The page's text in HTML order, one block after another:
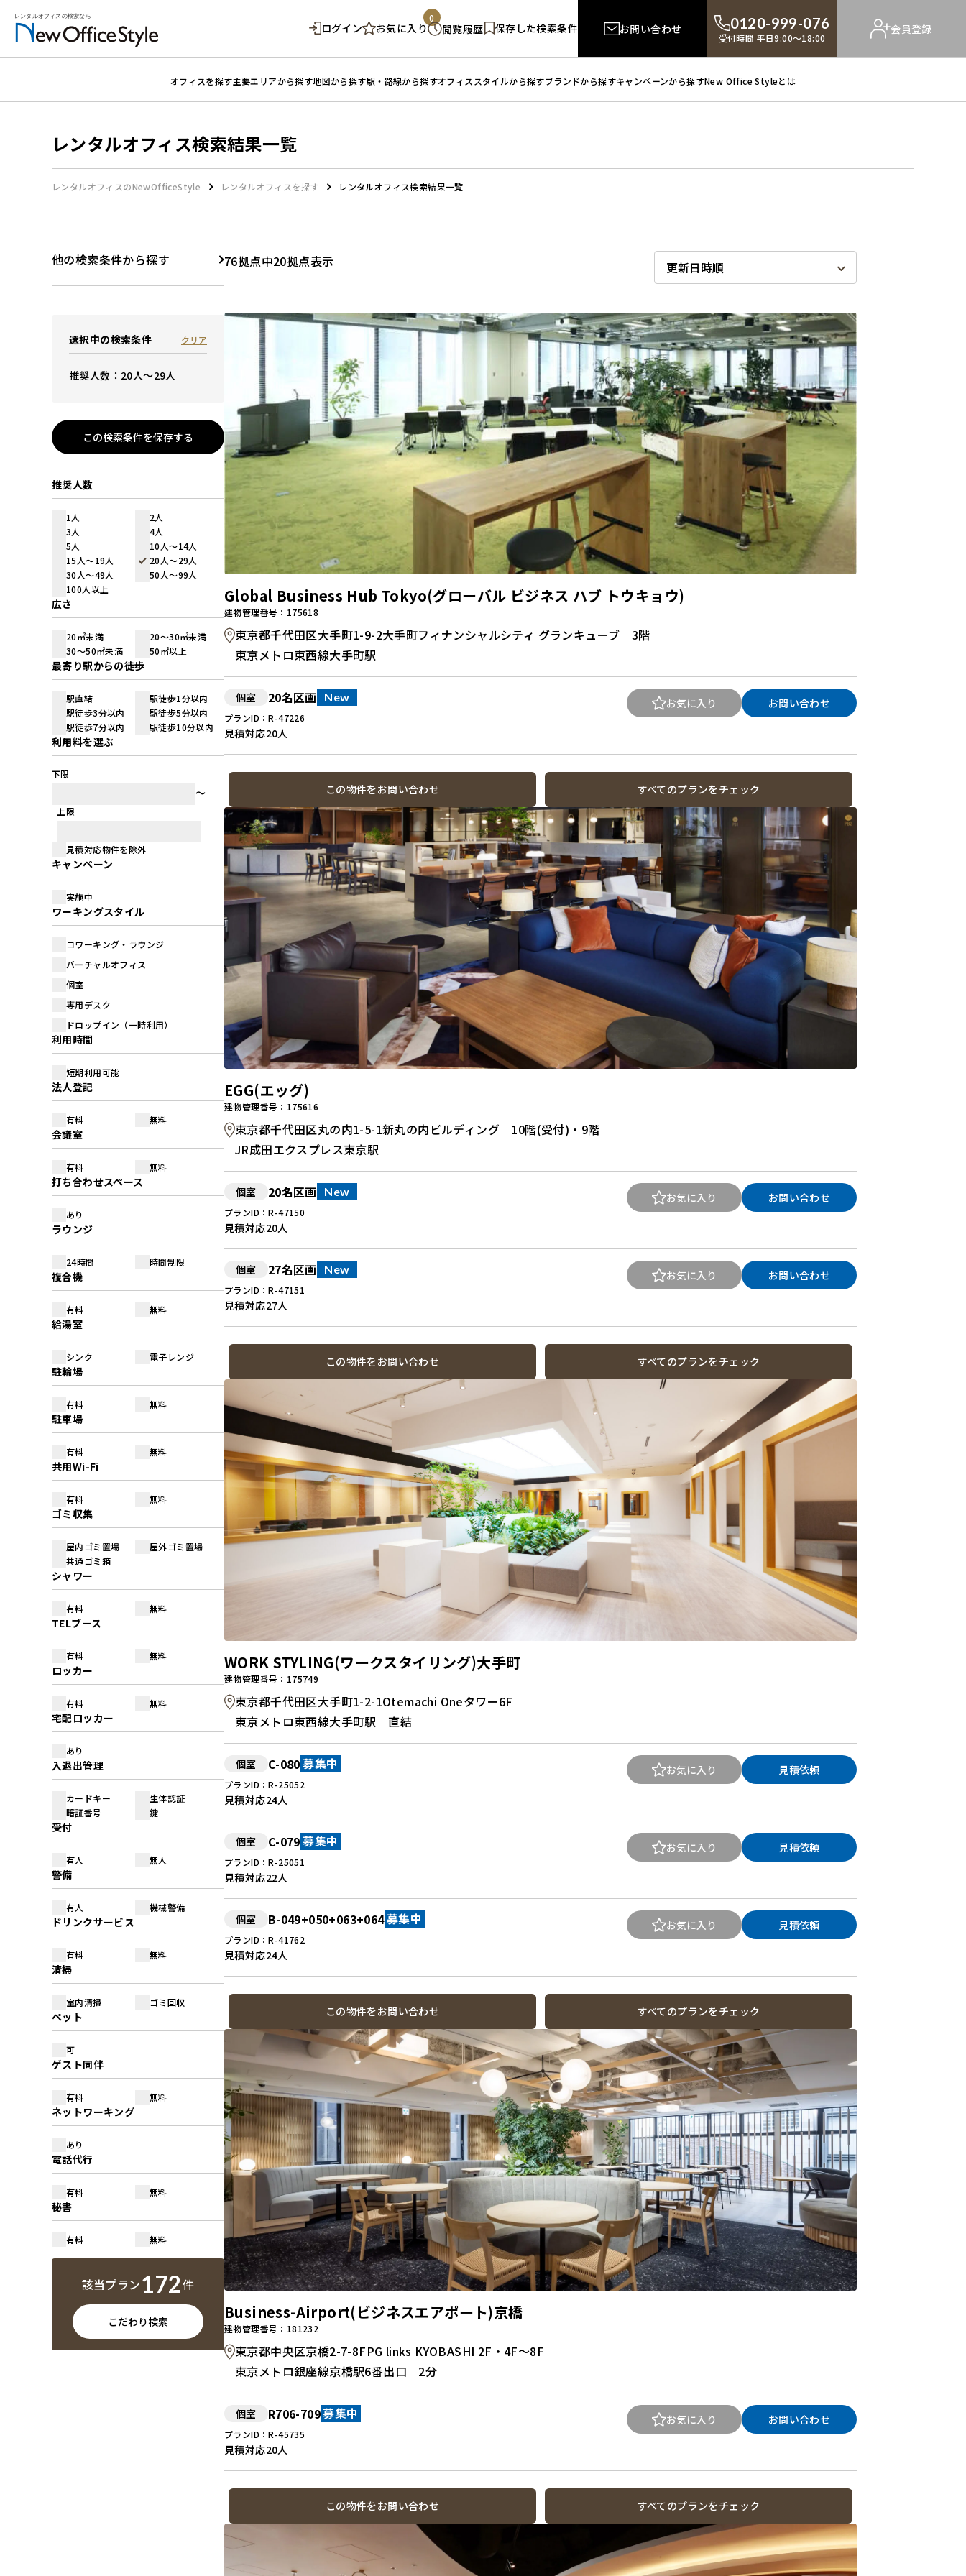
ログイン お気に入り
0
閲覧履歴 保存した検索条件 お問い合わせ 0120-999-076
受付時間 平日9:00～18:00
会員登録
オフィスを探す主要エリアから探す地図から探す駅・路線から探すオフィススタイルから探すブランドから探すキャンペーンから探すNew Office Styleとは
レンタルオフィス検索結果一覧
レンタルオフィスのNewOfficeStyle レンタルオフィスを探す レンタルオフィス検索結果一覧
他の検索条件から探す
選択中の検索条件 クリア
推奨人数：20人～29人
この検索条件を保存する
推奨人数
1人
2人
3人
4人
5人
10人～14人
15人～19人
20人～29人
30人～49人
50人～99人
100人以上
広さ
20㎡未満
20～30㎡未満
30～50㎡未満
50㎡以上
最寄り駅からの徒歩
駅直結
駅徒歩1分以内
駅徒歩3分以内
駅徒歩5分以内
駅徒歩7分以内
駅徒歩10分以内
利用料を選ぶ
下限
上限
見積対応物件を除外
キャンペーン
実施中
ワーキングスタイル
コワーキング・ラウンジ
バーチャルオフィス
個室
専用デスク
ドロップイン（一時利用）
利用時間
短期利用可能
法人登記
有料 無料
会議室
有料 無料
打ち合わせスペース
あり
ラウンジ
24時間 時間制限
複合機
有料 無料
給湯室
シンク 電子レンジ
駐輪場
有料 無料
駐車場
有料 無料
共用Wi-Fi
有料 無料
ゴミ収集
屋内ゴミ置場
屋外ゴミ置場
共通ゴミ箱
シャワー
有料 無料
TELブース
有料 無料
ロッカー
有料 無料
宅配ロッカー
あり
入退出管理
カードキー
生体認証
暗証番号
鍵
受付
有人 無人
警備
有人 機械警備
ドリンクサービス
有料 無料
清掃
室内清掃 ゴミ回収
ペット
可
ゲスト同伴
有料 無料
ネットワーキング
あり
電話代行
有料 無料
秘書
有料 無料
該当プラン172件
こだわり検索
76拠点中20拠点表示
Global Business Hub Tokyo(グローバル ビジネス ハブ トウキョウ)
建物管理番号：175618
東京都千代田区大手町1-9-2大手町フィナンシャルシティ グランキューブ 3階
東京メトロ東西線大手町駅
個室 20名区画 New
プランID：R-47226
見積対応20人
お気に入り お問い合わせ
この物件をお問い合わせ すべてのプランをチェック
EGG(エッグ)
建物管理番号：175616
東京都千代田区丸の内1-5-1新丸の内ビルディング 10階(受付)・9階
JR成田エクスプレス東京駅
個室 20名区画 New
プランID：R-47150
見積対応20人
お気に入り お問い合わせ
個室 27名区画 New
プランID：R-47151
見積対応27人
お気に入り お問い合わせ
この物件をお問い合わせ すべてのプランをチェック
WORK STYLING(ワークスタイリング)大手町
建物管理番号：175749
東京都千代田区大手町1-2-1Otemachi Oneタワー6F
東京メトロ東西線大手町駅 直結
個室 C-080 募集中
プランID：R-25052
見積対応24人
お気に入り 見積依頼
個室 C-079 募集中
プランID：R-25051
見積対応22人
お気に入り 見積依頼
個室 B-049+050+063+064募集中
プランID：R-41762
見積対応24人
お気に入り 見積依頼
この物件をお問い合わせ すべてのプランをチェック
Business-Airport(ビジネスエアポート)京橋
建物管理番号：181232
東京都中央区京橋2-7-8FPG links KYOBASHI 2F・4F～8F
東京メトロ銀座線京橋駅6番出口 2分
個室 R706-709募集中
プランID：R-45735
見積対応20人
お気に入り お問い合わせ
この物件をお問い合わせ すべてのプランをチェック